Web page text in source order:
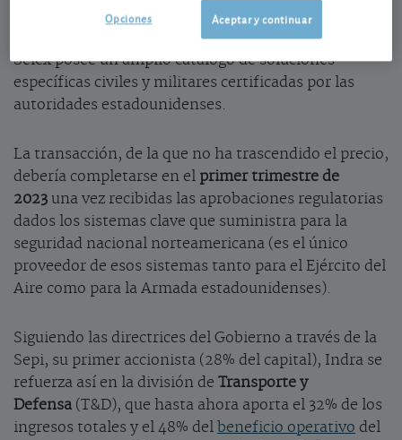
su presencia en EE.UU., un mercado con buenas
perspectivas, y aumentará la gama de productos.
Selex posee un amplio catálogo de soluciones
específicas civiles y militares certificadas por las
autoridades estadounidenses.
La transacción, de la que no ha trascendido el precio,
debería completarse en el primer trimestre de
2023 una vez recibidas las aprobaciones regulatorias
dados los sistemas clave que suministra para la
seguridad nacional norteamericana (es el único
proveedor de esos sistemas tanto para el Ejército del
Aire como para la Armada estadounidenses).
Siguiendo las directrices del Gobierno a través de la
Sepi, su primer accionista (28% del capital), Indra se
refuerza así en la división de Transporte y
Defensa (T&D), que hasta ahora aporta el 32% de los
ingresos totales y el 48% del beneficio operativo del
Aceptar y continuar
Opciones